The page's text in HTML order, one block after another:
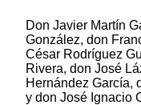
Don Javier Martín
González, don
César Rodríguez
Rivera, don José
Hernández García,
y don José Ignacio